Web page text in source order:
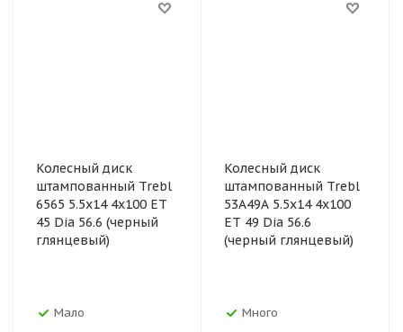
Колесный диск
штампованный Trebl
6565 5.5x14 4x100 ET
45 Dia 56.6 (черный
глянцевый)
Мало
Колесный диск
штампованный Trebl
53A49A 5.5x14 4x100
ET 49 Dia 56.6
(черный глянцевый)
Много